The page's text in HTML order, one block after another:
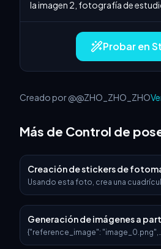
la imagen 2, fotografía de
Probar en
Creado por @@ZHO_ZHO_ZHO
Más de Control de
Creación de stickers de
Usando esta foto, crea una
Generación de imágenes a
referencia fijas
{"reference_image": "image_0.png",